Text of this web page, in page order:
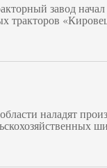
завод
тракторов
наладят